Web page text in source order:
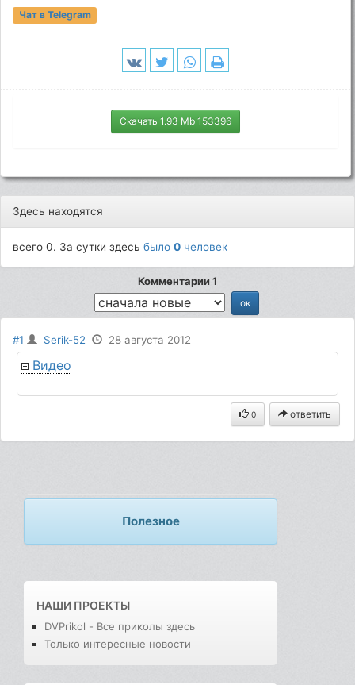
Чат в Telegram
Скачать 1.93 Mb 153396
Здесь находятся
всего 0. За сутки здесьбыло0 человек
Комментарии 1
#1 Serik-52 28 августа 2012
Видео
0 ответить
Полезное
НАШИ ПРОЕКТЫ
DVPrikol - Все приколы здесь
Только интересные новости